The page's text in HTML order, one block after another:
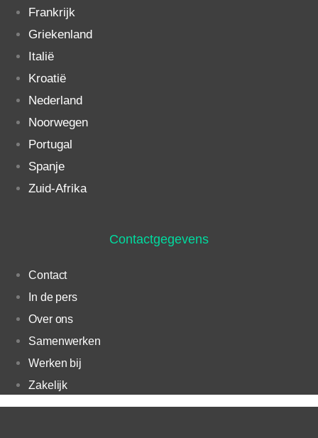
Frankrijk
Griekenland
Italië
Kroatië
Nederland
Noorwegen
Portugal
Spanje
Zuid-Afrika
Contactgegevens
Contact
In de pers
Over ons
Samenwerken
Werken bij
Zakelijk